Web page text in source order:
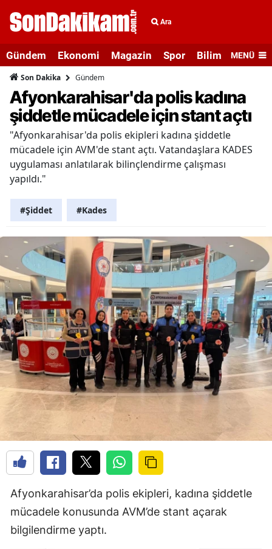
Ara
Gündem Ekonomi Magazin Spor Bilim veMENÜ
Son Dakika Gündem
Afyonkarahisar'da polis kadına
şiddetle mücadele için stant açtı
"Afyonkarahisar'da polis ekipleri kadına şiddetle
mücadele için AVM'de stant açtı. Vatandaşlara KADES
uygulaması anlatılarak bilinçlendirme çalışması
yapıldı."
#Şiddet #Kades
Afyonkarahisar’da polis ekipleri, kadına şiddetle
mücadele konusunda AVM’de stant açarak
bilgilendirme yaptı.